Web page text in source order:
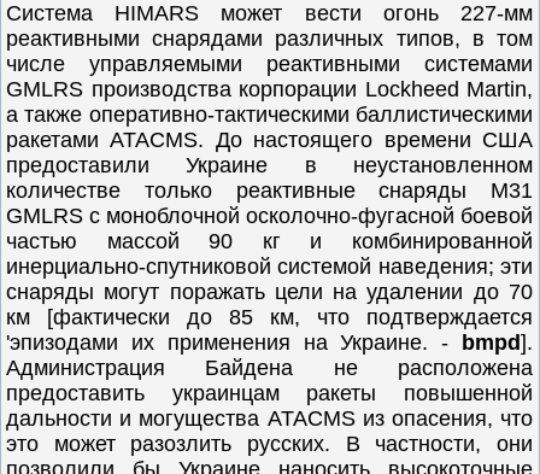
Система HIMARS может вести огонь 227-мм
реактивными снарядами различных типов, в том
числе управляемыми реактивными системами
GMLRS производства корпорации Lockheed Martin,
а также оперативно-тактическими баллистическими
ракетами ATACMS. До настоящего времени США
предоставили Украине в неустановленном
количестве только реактивные снаряды M31
GMLRS с моноблочной осколочно-фугасной боевой
частью массой 90 кг и комбинированной
инерциально-спутниковой системой наведения; эти
снаряды могут поражать цели на удалении до 70
км [фактически до 85 км, что подтверждается
'эпизодами их применения на Украине. -
bmpd].
Администрация Байдена не расположена
предоставить украинцам ракеты повышенной
дальности и могущества ATACMS из опасения, что
это может разозлить русских. В частности, они
позволили бы Украине наносить высокоточные